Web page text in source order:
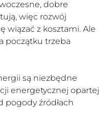
dobre
więc rozwój
wiązać z kosztami. Ale
początku trzeba
są niezbędne
energetycznej opartej
pogody źródłach